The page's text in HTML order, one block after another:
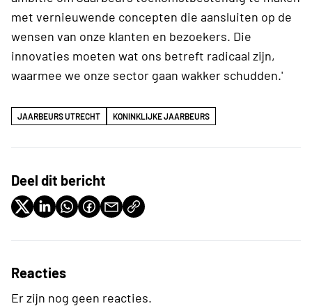
met vernieuwende concepten die aansluiten op de
wensen van onze klanten en bezoekers. Die
innovaties moeten wat ons betreft radicaal zijn,
waarmee we onze sector gaan wakker schudden.'
JAARBEURS UTRECHT KONINKLIJKE JAARBEURS
Deel dit bericht
Reacties
Er zijn nog geen reacties.